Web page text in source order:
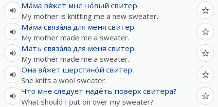
Ма́ма вя́жет мне но́вый свитер.
My mother is knitting me a new sweater.
Ма́ма связа́ла для меня свитер.
My mother made me a sweater.
Мать связа́ла для меня свитер.
My mother made me a sweater.
Она вя́жет шерстяно́й свитер.
She knits a wool sweater.
Что мне следует наде́ть поверх свитера?
What should I put on over my sweater?